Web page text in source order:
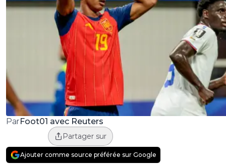
ParFoot01 avec Reuters
Partager sur
Ajouter comme source préférée sur Google